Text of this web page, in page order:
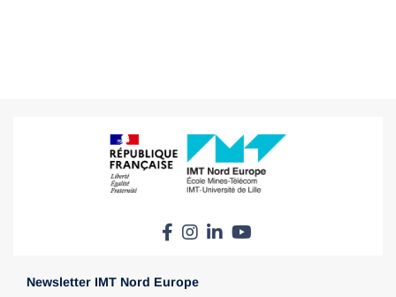
Newsletter IMT Nord Europe